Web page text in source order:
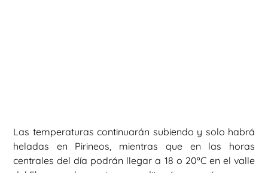
Las temperaturas continuarán subiendo y solo habrá
heladas en Pirineos, mientras que en las horas
centrales del día podrán llegar a 18 o 20ºC en el valle